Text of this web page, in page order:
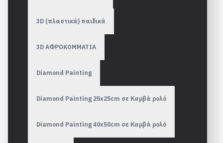
3D (πλαστικά) παιδικά
3D ΑΦΡΟΚΟΜΜΑΤΙΑ
Diamond Painting
Diamond Painting 25x25cm σε Καμβά ρολό
Diamond Painting 40x50cm σε Καμβά ρολό